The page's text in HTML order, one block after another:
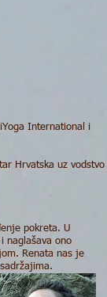
International i
Hrvatska uz vodstvo
pokreta. U
naglašava ono
Renata nas je